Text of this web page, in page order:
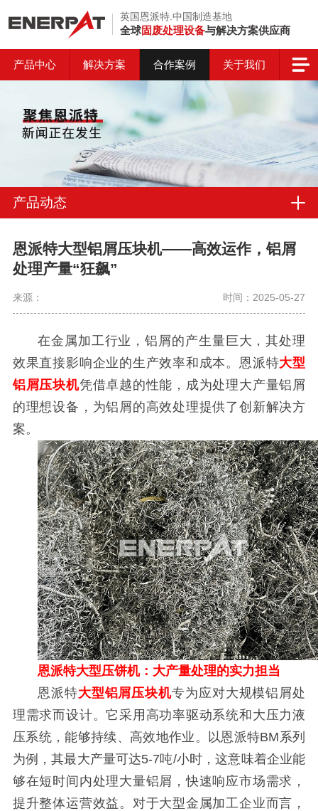
英国恩派特.中国制造基地
全球固废处理设备与解决方案供应商
产品中心 解决方案 合作案例 关于我们
产品动态
恩派特大型铝屑压块机——高效运作，铝屑
处理产量“狂飙”
来源： 时间：2025-05-27
在金属加工行业，铝屑的产生量巨大，其处理
效果直接影响企业的生产效率和成本。恩派特大型
铝屑压块机凭借卓越的性能，成为处理大产量铝屑
的理想设备，为铝屑的高效处理提供了创新解决方
案。
恩派特大型压饼机：大产量处理的实力担当
恩派特大型铝屑压块机专为应对大规模铝屑处
理需求而设计。它采用高功率驱动系统和大压力液
压系统，能够持续、高效地作业。以恩派特BM系列
为例，其最大产量可达5-7吨/小时，这意味着企业能
够在短时间内处理大量铝屑，快速响应市场需求，
提升整体运营效益。对于大型金属加工企业而言，